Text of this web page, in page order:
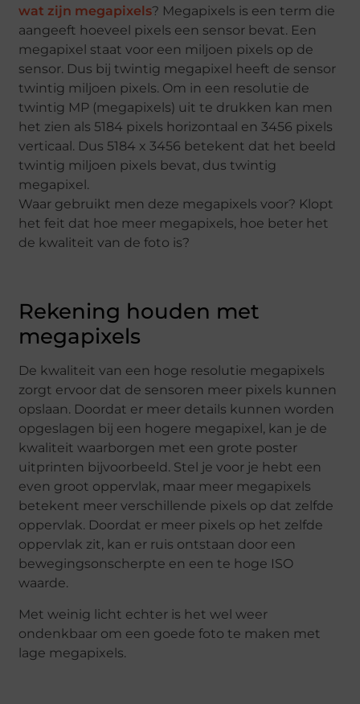
wat zijn megapixels? Megapixels is een term die
aangeeft hoeveel pixels een sensor bevat. Een
megapixel staat voor een miljoen pixels op de
sensor. Dus bij twintig megapixel heeft de sensor
twintig miljoen pixels. Om in een resolutie de
twintig MP (megapixels) uit te drukken kan men
het zien als 5184 pixels horizontaal en 3456 pixels
verticaal. Dus 5184 x 3456 betekent dat het beeld
twintig miljoen pixels bevat, dus twintig
megapixel.
Waar gebruikt men deze megapixels voor? Klopt
het feit dat hoe meer megapixels, hoe beter het
de kwaliteit van de foto is?
Rekening houden met
megapixels
De kwaliteit van een hoge resolutie megapixels
zorgt ervoor dat de sensoren meer pixels kunnen
opslaan. Doordat er meer details kunnen worden
opgeslagen bij een hogere megapixel, kan je de
kwaliteit waarborgen met een grote poster
uitprinten bijvoorbeeld. Stel je voor je hebt een
even groot oppervlak, maar meer megapixels
betekent meer verschillende pixels op dat zelfde
oppervlak. Doordat er meer pixels op het zelfde
oppervlak zit, kan er ruis ontstaan door een
bewegingsonscherpte en een te hoge ISO
waarde.
Met weinig licht echter is het wel weer
ondenkbaar om een goede foto te maken met
lage megapixels.